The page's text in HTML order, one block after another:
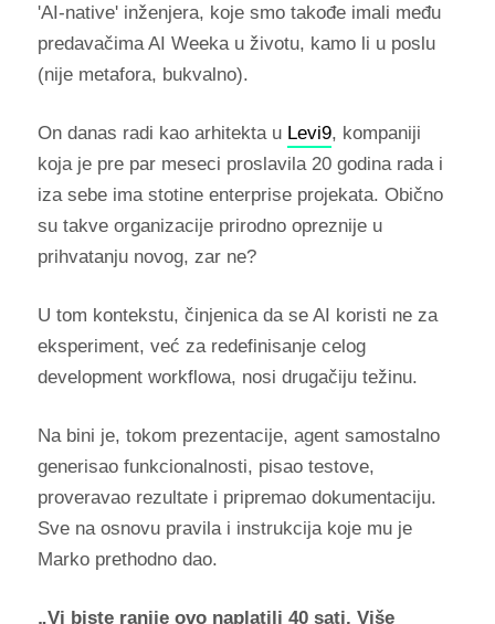
'AI-native' inženjera, koje smo takođe imali među
predavačima AI Weeka u životu, kamo li u poslu
(nije metafora, bukvalno).
On danas radi kao arhitekta u Levi9, kompaniji
koja je pre par meseci proslavila 20 godina rada i
iza sebe ima stotine enterprise projekata. Obično
su takve organizacije prirodno opreznije u
prihvatanju novog, zar ne?
U tom kontekstu, činjenica da se AI koristi ne za
eksperiment, već za redefinisanje celog
development workflowa, nosi drugačiju težinu.
Na bini je, tokom prezentacije, agent samostalno
generisao funkcionalnosti, pisao testove,
proveravao rezultate i pripremao dokumentaciju.
Sve na osnovu pravila i instrukcija koje mu je
Marko prethodno dao.
„Vi biste ranije ovo naplatili 40 sati. Više